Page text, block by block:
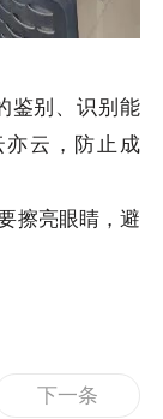
鉴别、识别能
云，防止成
擦亮眼睛，避
下一条